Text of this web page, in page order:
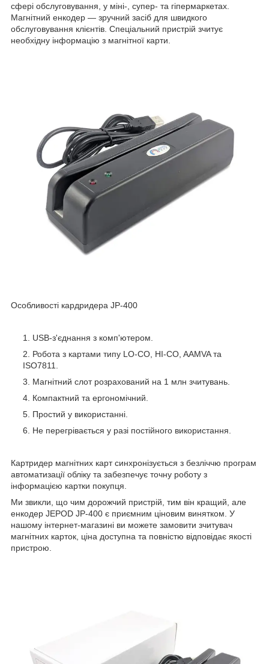
сфері обслуговування, у міні-, супер- та гіпермаркетах.
Магнітний енкодер — зручний засіб для швидкого
обслуговування клієнтів. Спеціальний пристрій зчитує
необхідну інформацію з магнітної карти.
Особливості кардридера JP-400
USB-з'єднання з комп'ютером.
Робота з картами типу LO-CO, HI-CO, AAMVA та
ISO7811.
Магнітний слот розрахований на 1 млн зчитувань.
Компактний та ергономічний.
Простий у використанні.
Не перегрівається у разі постійного використання.
Картридер магнітних карт синхронізується з безліччю програм
автоматизації обліку та забезпечує точну роботу з
інформацією картки покупця.
Ми звикли, що чим дорожчий пристрій, тим він кращий, але
енкодер JEPOD JP-400 є приємним ціновим винятком. У
нашому інтернет-магазині ви можете замовити зчитувач
магнітних карток, ціна доступна та повністю відповідає якості
пристрою.